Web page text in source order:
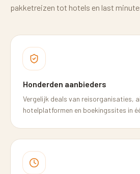
pakketreizen tot hotels en last
Honderden aanbieders
Vergelijk deals van reisorganisaties,
hotelplatformen en boekingssites in